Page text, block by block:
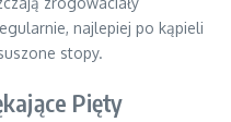
najlepiej po kąpieli
stopy.
Pięty